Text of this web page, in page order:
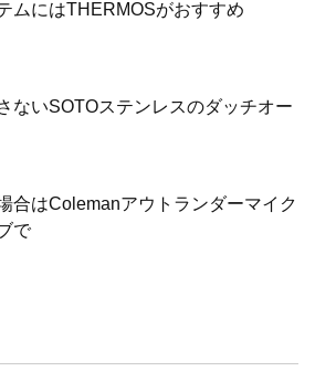
ムにはTHERMOSがおすすめ
ないSOTOステンレスのダッチオー
合はColemanアウトランダーマイク
で